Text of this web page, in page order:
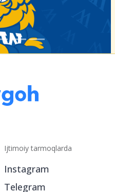
Ijtimoiy tarmoqlarda